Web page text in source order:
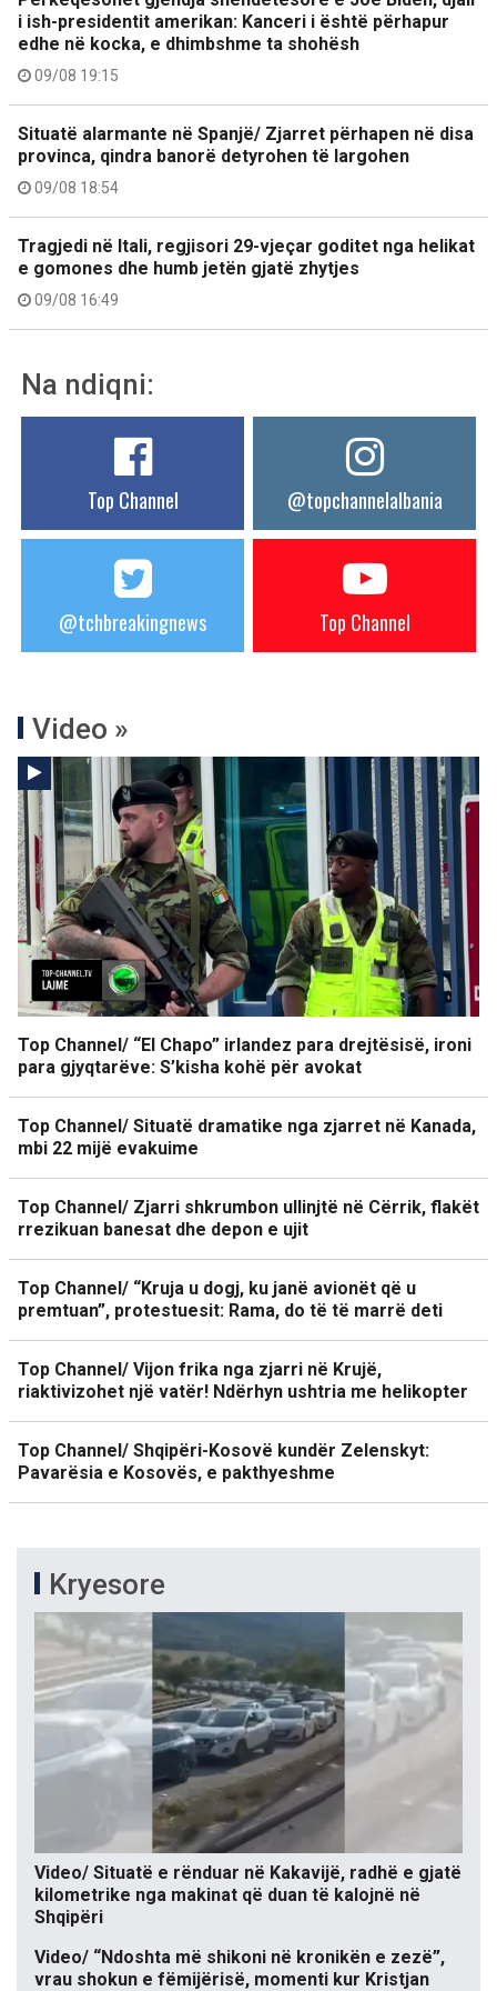
i ish-presidentit amerikan: Kanceri i është përhapur
edhe në kocka, e dhimbshme ta shohësh
09/08 19:15
Situatë alarmante në Spanjë/ Zjarret përhapen në disa
provinca, qindra banorë detyrohen të largohen
09/08 18:54
Tragjedi në Itali, regjisori 29-vjeçar goditet nga helikat
e gomones dhe humb jetën gjatë zhytjes
09/08 16:49
Na ndiqni:
Top Channel @topchannelalbania
@tchbreakingnews Top Channel
Video »
Top Channel/ “El Chapo” irlandez para drejtësisë, ironi
para gjyqtarëve: S’kisha kohë për avokat
Top Channel/ Situatë dramatike nga zjarret në Kanada,
mbi 22 mijë evakuime
Top Channel/ Zjarri shkrumbon ullinjtë në Cërrik, flakët
rrezikuan banesat dhe depon e ujit
Top Channel/ “Kruja u dogj, ku janë avionët që u
premtuan”, protestuesit: Rama, do të të marrë deti
Top Channel/ Vijon frika nga zjarri në Krujë,
riaktivizohet një vatër! Ndërhyn ushtria me helikopter
Top Channel/ Shqipëri-Kosovë kundër Zelenskyt:
Pavarësia e Kosovës, e pakthyeshme
Kryesore
Video/ Situatë e rënduar në Kakavijë, radhë e gjatë
kilometrike nga makinat që duan të kalojnë në
Shqipëri
Video/ “Ndoshta më shikoni në kronikën e zezë”,
vrau shokun e fëmijërisë, momenti kur Kristjan